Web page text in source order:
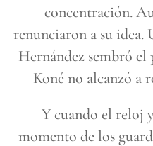
concentración.
renunciaron a su idea.
Hernández sembró el
Koné no alcanzó a
Y cuando el reloj
momento de los